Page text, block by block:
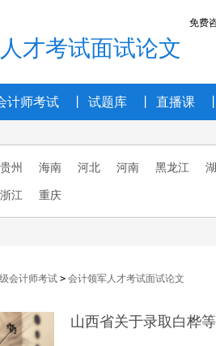
才考试面试论文
免费
计师考试 试题库 直播课
贵州 海南 河北 河南 黑龙江
浙江 重庆
会计师考试 > 会计领军人才考试面试论文
山西省关于录取白桦